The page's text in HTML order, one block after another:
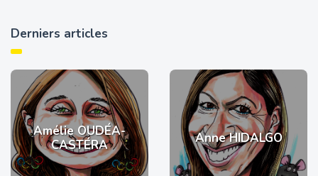
Derniers articles
Amélie OUDÉA-
CASTÉRA
Anne HIDALGO